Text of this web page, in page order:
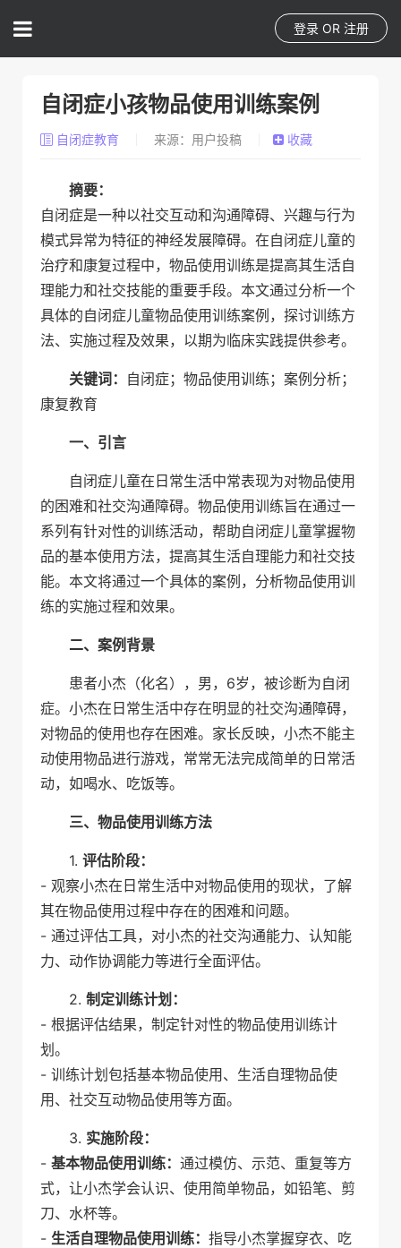
登录 OR 注册
自闭症小孩物品使用训练案例
自闭症教育 来源：用户投稿 收藏
摘要：
自闭症是一种以社交互动和沟通障碍、兴趣与行为
模式异常为特征的神经发展障碍。在自闭症儿童的
治疗和康复过程中，物品使用训练是提高其生活自
理能力和社交技能的重要手段。本文通过分析一个
具体的自闭症儿童物品使用训练案例，探讨训练方
法、实施过程及效果，以期为临床实践提供参考。
关键词： 自闭症；物品使用训练；案例分析；
康复教育
一、引言
自闭症儿童在日常生活中常表现为对物品使用
的困难和社交沟通障碍。物品使用训练旨在通过一
系列有针对性的训练活动，帮助自闭症儿童掌握物
品的基本使用方法，提高其生活自理能力和社交技
能。本文将通过一个具体的案例，分析物品使用训
练的实施过程和效果。
二、案例背景
患者小杰（化名），男，6岁，被诊断为自闭
症。小杰在日常生活中存在明显的社交沟通障碍，
对物品的使用也存在困难。家长反映，小杰不能主
动使用物品进行游戏，常常无法完成简单的日常活
动，如喝水、吃饭等。
三、物品使用训练方法
1. 评估阶段：
- 观察小杰在日常生活中对物品使用的现状，了解
其在物品使用过程中存在的困难和问题。
- 通过评估工具，对小杰的社交沟通能力、认知能
力、动作协调能力等进行全面评估。
2. 制定训练计划：
- 根据评估结果，制定针对性的物品使用训练计
划。
- 训练计划包括基本物品使用、生活自理物品使
用、社交互动物品使用等方面。
3. 实施阶段：
- 基本物品使用训练： 通过模仿、示范、重复等方
式，让小杰学会认识、使用简单物品，如铅笔、剪
刀、水杯等。
- 生活自理物品使用训练： 指导小杰掌握穿衣、吃